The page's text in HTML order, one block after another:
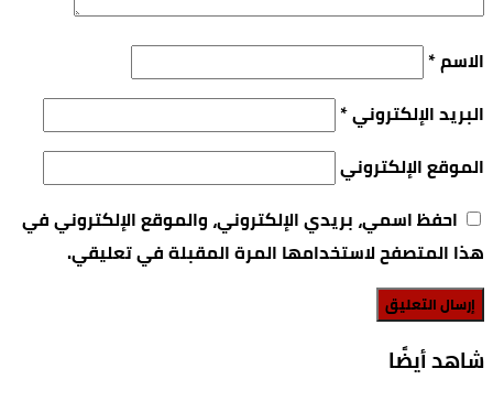
الاسم*
البريد الإلكتروني*
الموقع الإلكتروني
احفظ اسمي، بريدي الإلكتروني، والموقع الإلكتروني في
هذا المتصفح لاستخدامها المرة المقبلة في تعليقي.
‫شاهد أيضًا‬